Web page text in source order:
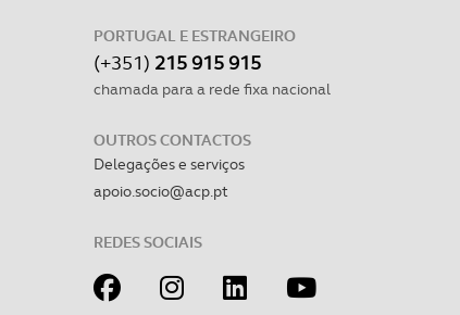
PORTUGAL E ESTRANGEIRO
(+351) 215 915 915
chamada para a rede fixa nacional
OUTROS CONTACTOS
Delegações e serviços
apoio.socio@acp.pt
REDES SOCIAIS